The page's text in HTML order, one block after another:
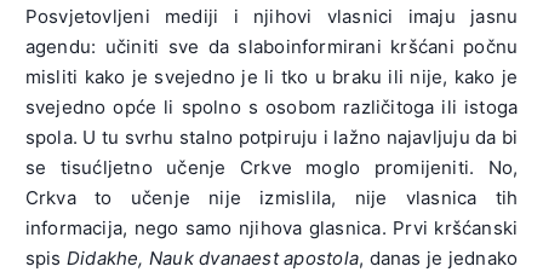
Posvjetovljeni mediji i njihovi vlasnici imaju jasnu
agendu: učiniti sve da slaboinformirani kršćani počnu
misliti kako je svejedno je li tko u braku ili nije, kako je
svejedno opće li spolno s osobom različitoga ili istoga
spola. U tu svrhu stalno potpiruju i lažno najavljuju da bi
se tisućljetno učenje Crkve moglo promijeniti. No,
Crkva to učenje nije izmislila, nije vlasnica tih
informacija, nego samo njihova glasnica. Prvi kršćanski
spis Didakhe, Nauk dvanaest apostola, danas je jednako